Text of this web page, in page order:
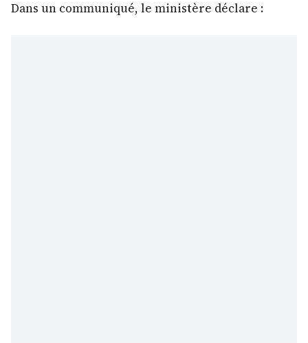
Dans un communiqué, le ministère déclare :